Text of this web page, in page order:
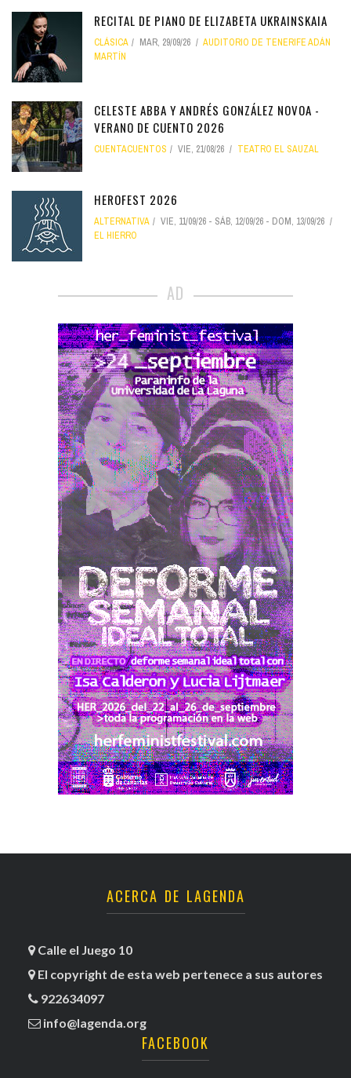
RECITAL DE PIANO DE ELIZABETA UKRAINSKAIA
CLÁSICA MAR, 29/09/26
AUDITORIO DE TENERIFE ADÁN
MARTÍN
CELESTE ABBA Y ANDRÉS GONZÁLEZ NOVOA -
VERANO DE CUENTO 2026
CUENTACUENTOS VIE, 21/08/26 TEATRO EL SAUZAL
HEROFEST 2026
ALTERNATIVA VIE, 11/09/26 - SÁB, 12/09/26 - DOM, 13/09/26
EL HIERRO
AD
ACERCA DE LAGENDA
Calle el Juego 10
El copyright de esta web pertenece a sus autores
922634097
info@lagenda.org
FACEBOOK